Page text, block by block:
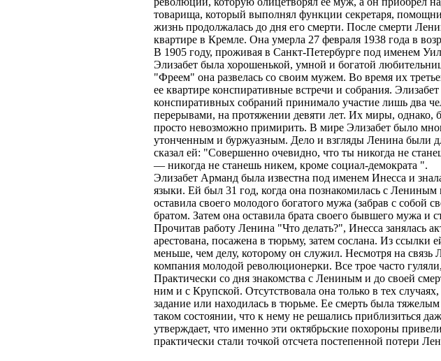
товарища, который выполнял функции секретаря,
жизнь продолжалась до дня его смерти. После смерти
квартире в Кремле. Она умерла 27 февраля 1938 года в
В 1905 году, проживая в Санкт-Петербурге под именем
Элизабет была хорошенькой, умной и богатой
"Фреем" она развелась со своим мужем. Во время их
ее квартире конспиративные встречи и собрания.
конспиративных собраний принимало участие лишь два
перерывами, на протяжении девяти лет. Их миры, однако,
просто невозможно примирить. В мире Элизабет было
утонченным и буржуазным. Дело и взгляды Ленина были
сказал ей: "Совершенно очевидно, что ты никогда не
— никогда не станешь никем, кроме социал-демократа ".
Элизабет Арманд была известна под именем Инесса и
языки. Ей был 31 год, когда она познакомилась с
оставила своего молодого богатого мужа (забрав с собой
братом. Затем она оставила брата своего бывшего мужа и
Прочитав работу Ленина "Что делать?", Инесса занялась
арестована, посажена в тюрьму, затем сослана. Из ссылки
меньше, чем делу, которому он служил. Несмотря на
компания молодой революционерки. Все трое часто
Практически со дня знакомства с Лениным и до своей
ним и с Крупской. Отсутствовала она только в тех
задание или находилась в тюрьме. Ее смерть была
таком состоянии, что к нему не решались приблизиться
утверждает, что именно эти октябрьские похороны
практически стали точкой отсчета постепенной потери